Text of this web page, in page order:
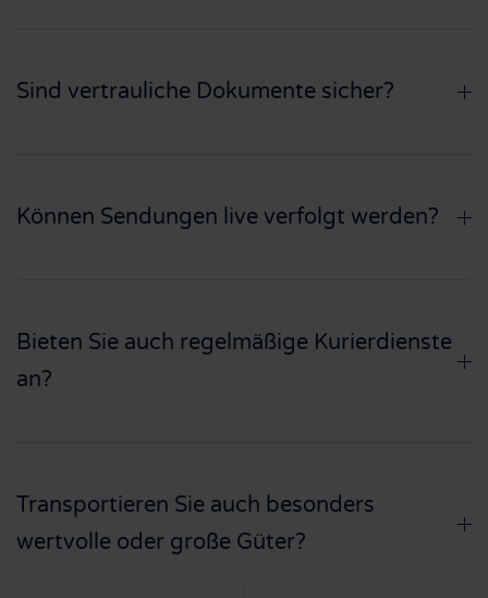
Sind vertrauliche Dokumente sicher?
Können Sendungen live verfolgt werden?
Bieten Sie auch regelmäßige Kurierdienste
an?
Transportieren Sie auch besonders
wertvolle oder große Güter?